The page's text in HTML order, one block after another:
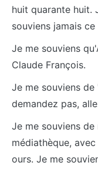
huit quarante huit.
souviens jamais
Je me souviens
Claude François.
Je me souviens
demandez pas,
Je me souviens
médiathèque,
ours. Je me